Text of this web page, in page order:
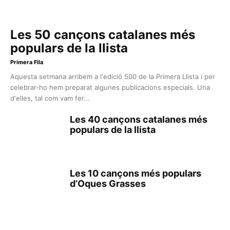
Les 50 cançons catalanes més
populars de la llista
Primera Fila
Aquesta setmana arribem a l'edició 500 de la Primera Llista i per
celebrar-ho hem preparat algunes publicacions especials. Una
d'elles, tal com vam fer...
Les 40 cançons catalanes més
populars de la llista
Les 10 cançons més populars
d’Oques Grasses